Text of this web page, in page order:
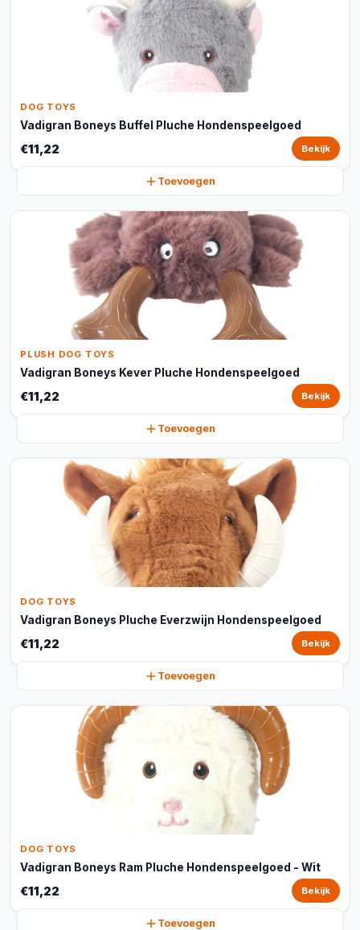
DOG TOYS
Vadigran Boneys Buffel Pluche Hondenspeelgoed
€11,22 Bekijk
Toevoegen
PLUSH DOG TOYS
Vadigran Boneys Kever Pluche Hondenspeelgoed
€11,22 Bekijk
Toevoegen
DOG TOYS
Vadigran Boneys Pluche Everzwijn Hondenspeelgoed
€11,22 Bekijk
Toevoegen
DOG TOYS
Vadigran Boneys Ram Pluche Hondenspeelgoed - Wit
€11,22 Bekijk
Toevoegen